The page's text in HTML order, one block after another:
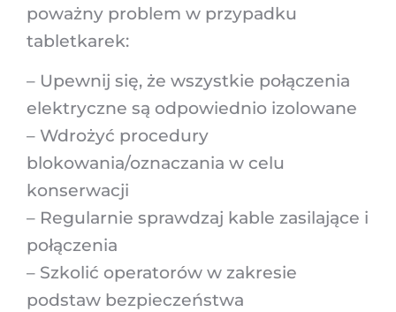
poważny problem w przypadku
tabletkarek:
– Upewnij się, że wszystkie połączenia
elektryczne są odpowiednio izolowane
– Wdrożyć procedury
blokowania/oznaczania w celu
konserwacji
– Regularnie sprawdzaj kable zasilające i
połączenia
– Szkolić operatorów w zakresie
podstaw bezpieczeństwa